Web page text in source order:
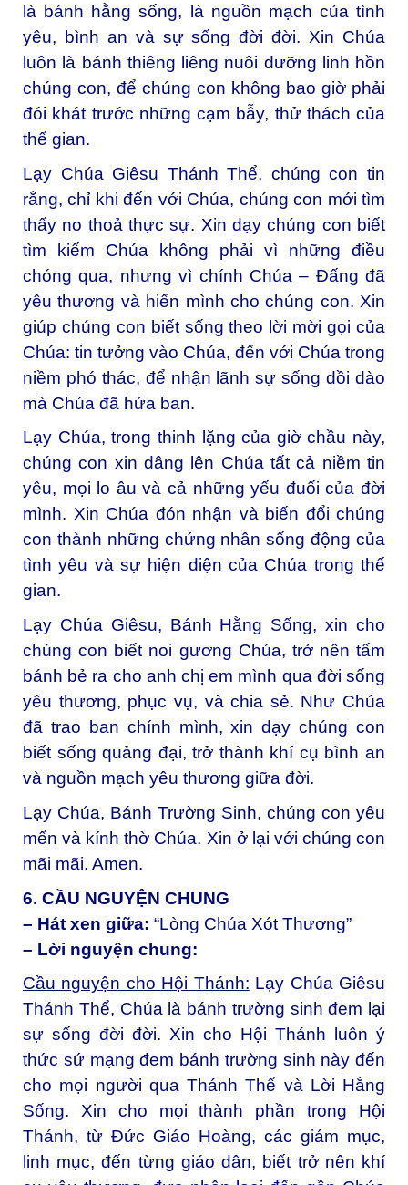
là bánh hằng sống, là nguồn mạch của tình
yêu, bình an và sự sống đời đời. Xin Chúa
luôn là bánh thiêng liêng nuôi dưỡng linh hồn
chúng con, để chúng con không bao giờ phải
đói khát trước những cạm bẫy, thử thách của
thế gian.
Lạy Chúa Giêsu Thánh Thể, chúng con tin
rằng, chỉ khi đến với Chúa, chúng con mới tìm
thấy no thoả thực sự. Xin dạy chúng con biết
tìm kiếm Chúa không phải vì những điều
chóng qua, nhưng vì chính Chúa – Đấng đã
yêu thương và hiến mình cho chúng con. Xin
giúp chúng con biết sống theo lời mời gọi của
Chúa: tin tưởng vào Chúa, đến với Chúa trong
niềm phó thác, để nhận lãnh sự sống dồi dào
mà Chúa đã hứa ban.
Lạy Chúa, trong thinh lặng của giờ chầu này,
chúng con xin dâng lên Chúa tất cả niềm tin
yêu, mọi lo âu và cả những yếu đuối của đời
mình. Xin Chúa đón nhận và biến đổi chúng
con thành những chứng nhân sống động của
tình yêu và sự hiện diện của Chúa trong thế
gian.
Lạy Chúa Giêsu, Bánh Hằng Sống, xin cho
chúng con biết noi gương Chúa, trở nên tấm
bánh bẻ ra cho anh chị em mình qua đời sống
yêu thương, phục vụ, và chia sẻ. Như Chúa
đã trao ban chính mình, xin dạy chúng con
biết sống quảng đại, trở thành khí cụ bình an
và nguồn mạch yêu thương giữa đời.
Lạy Chúa, Bánh Trường Sinh, chúng con yêu
mến và kính thờ Chúa. Xin ở lại với chúng con
mãi mãi. Amen.
6. CẦU NGUYỆN CHUNG
– Hát xen giữa: “Lòng Chúa Xót Thương”
– Lời nguyện chung:
Cầu nguyện cho Hội Thánh: Lạy Chúa Giêsu
Thánh Thể, Chúa là bánh trường sinh đem lại
sự sống đời đời. Xin cho Hội Thánh luôn ý
thức sứ mạng đem bánh trường sinh này đến
cho mọi người qua Thánh Thể và Lời Hằng
Sống. Xin cho mọi thành phần trong Hội
Thánh, từ Đức Giáo Hoàng, các giám mục,
linh mục, đến từng giáo dân, biết trở nên khí